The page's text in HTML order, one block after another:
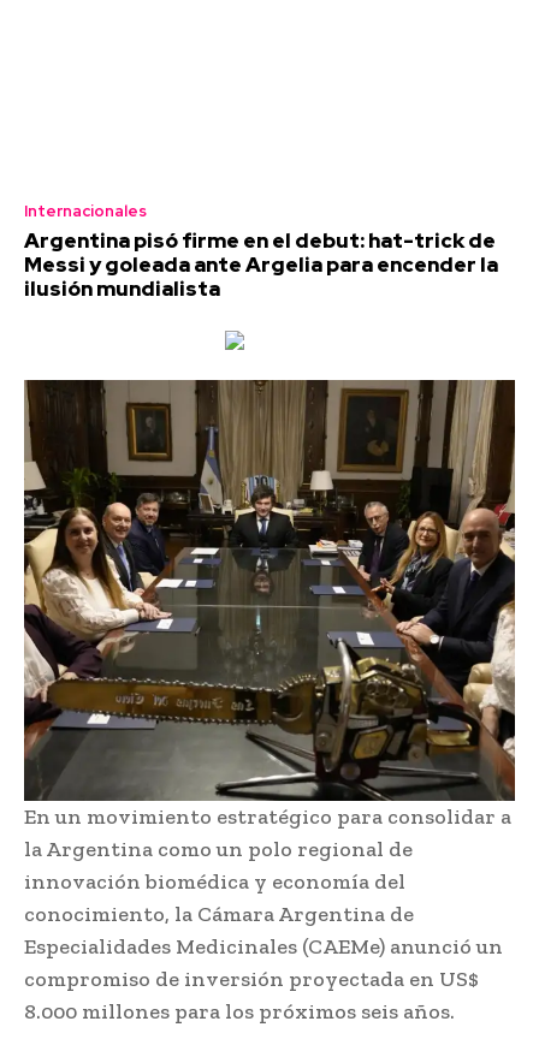
Internacionales
Argentina pisó firme en el debut: hat-trick de
Messi y goleada ante Argelia para encender la
ilusión mundialista
En un movimiento estratégico para consolidar a
la Argentina como un polo regional de
innovación biomédica y economía del
conocimiento, la Cámara Argentina de
Especialidades Medicinales (CAEMe) anunció un
compromiso de inversión proyectada en US$
8.000 millones para los próximos seis años.